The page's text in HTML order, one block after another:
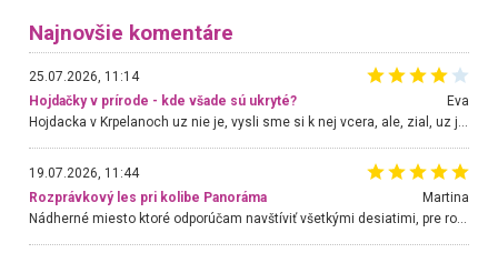
Najnovšie komentáre
25.07.2026, 11:14
Hojdačky v prírode - kde všade sú ukryté?
Eva
Hojdacka v Krpelanoch uz nie je, vysli sme si k nej vcera, ale, zial, uz je znicena. Ak sem planujete cestu len kvoli hojdacke, mozete si ju usetrit. Krasny vyhlad je tu vsak aj bez hojdacky :-)
19.07.2026, 11:44
Rozprávkový les pri kolibe Panoráma
Martina
Nádherné miesto ktoré odporúčam navštíviť všetkými desiatimi, pre rodiny s deťmi, dôchodcom... Proste a jednoducho ozaj rozprávkový les.. určite ešte prídeme. Odniesli sme si na pamiatku krásne tričká,